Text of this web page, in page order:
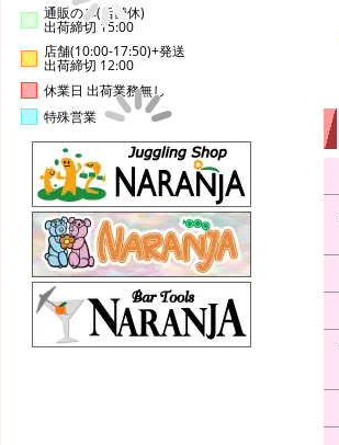
通販のみ(店舗休)
出荷締切 15:00
店舗(10:00-17:50)+発送
出荷締切 12:00
休業日 出荷業務無し
特殊営業